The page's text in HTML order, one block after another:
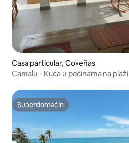
Casa particular, Coveñas
Camalu - Kuća u pećinama na plaži
Superdomaćin
Superdomaćin